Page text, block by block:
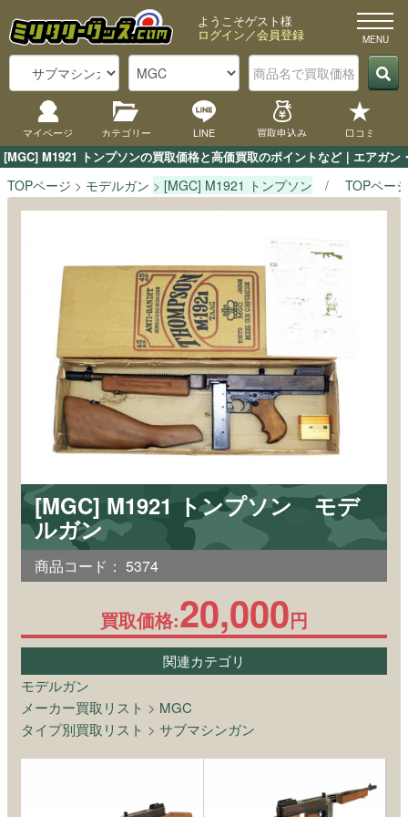
[MGC] M1921 トンプソンの買取価格と高価買取のポイントなど｜エアガ
ようこそゲスト様
ログイン／会員登録
マイページ カテゴリー LINE 買取申込み 口コミ
TOPページ モデルガン [MGC] M1921 トンプソン TOPページ
[MGC] M1921 トンプソン モデ
ルガン
商品コード： 5374
買取価格:20,000円
関連カテゴリ
モデルガン
メーカー買取リスト > MGC
タイプ別買取リスト > サブマシンガン